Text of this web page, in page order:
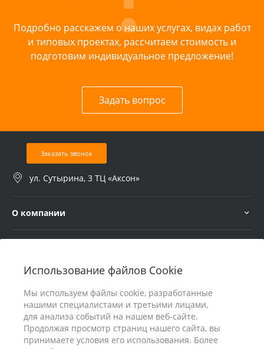
Использование файлов Cookie
Мы используем файлы cookie, разработанные
нашими специалистами и третьими лицами,
для анализа событий на нашем веб-сайте.
Продолжая просмотр страниц нашего сайта, вы
принимаете условия его использования. Более
Подробно расскажем о наших услугах, видах работ
и типовых проектах, рассчитаем стоимость и
подготовим индивидуальное предложение!
Задать вопрос
Заказать звонок
ул. Сутырина, 3 ТЦ «Аксон»
О компании